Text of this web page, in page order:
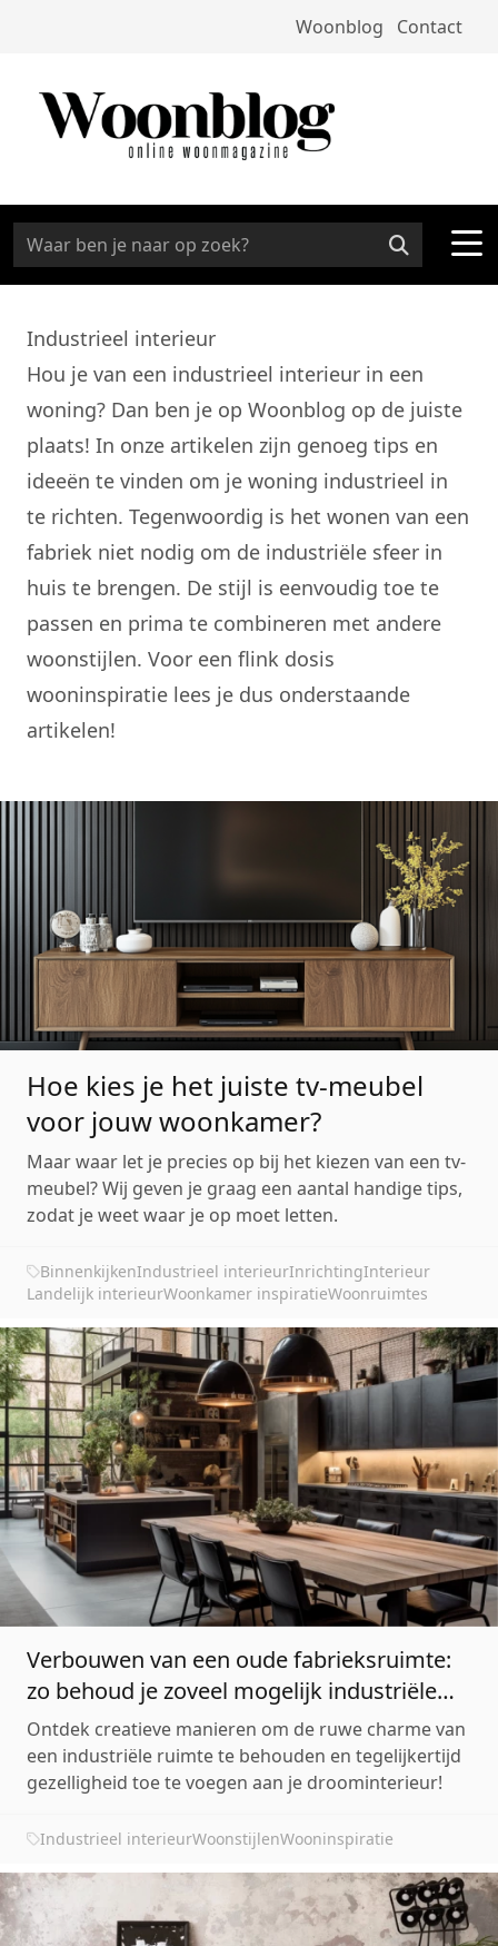
Woonblog Contact
Industrieel interieur
Hou je van een industrieel interieur in een
woning? Dan ben je op Woonblog op de juiste
plaats! In onze artikelen zijn genoeg tips en
ideeën te vinden om je woning industrieel in
te richten. Tegenwoordig is het wonen van een
fabriek niet nodig om de industriële sfeer in
huis te brengen. De stijl is eenvoudig toe te
passen en prima te combineren met andere
woonstijlen. Voor een flink dosis
wooninspiratie lees je dus onderstaande
artikelen!
Hoe kies je het juiste tv-meubel
voor jouw woonkamer?
Maar waar let je precies op bij het kiezen van een tv-
meubel? Wij geven je graag een aantal handige tips,
zodat je weet waar je op moet letten.
BinnenkijkenIndustrieel interieurInrichtingInterieur
Landelijk interieurWoonkamer inspiratieWoonruimtes
Verbouwen van een oude fabrieksruimte:
zo behoud je zoveel mogelijk industriële
elementen
Ontdek creatieve manieren om de ruwe charme van
een industriële ruimte te behouden en tegelijkertijd
gezelligheid toe te voegen aan je droominterieur!
Industrieel interieurWoonstijlenWooninspiratie